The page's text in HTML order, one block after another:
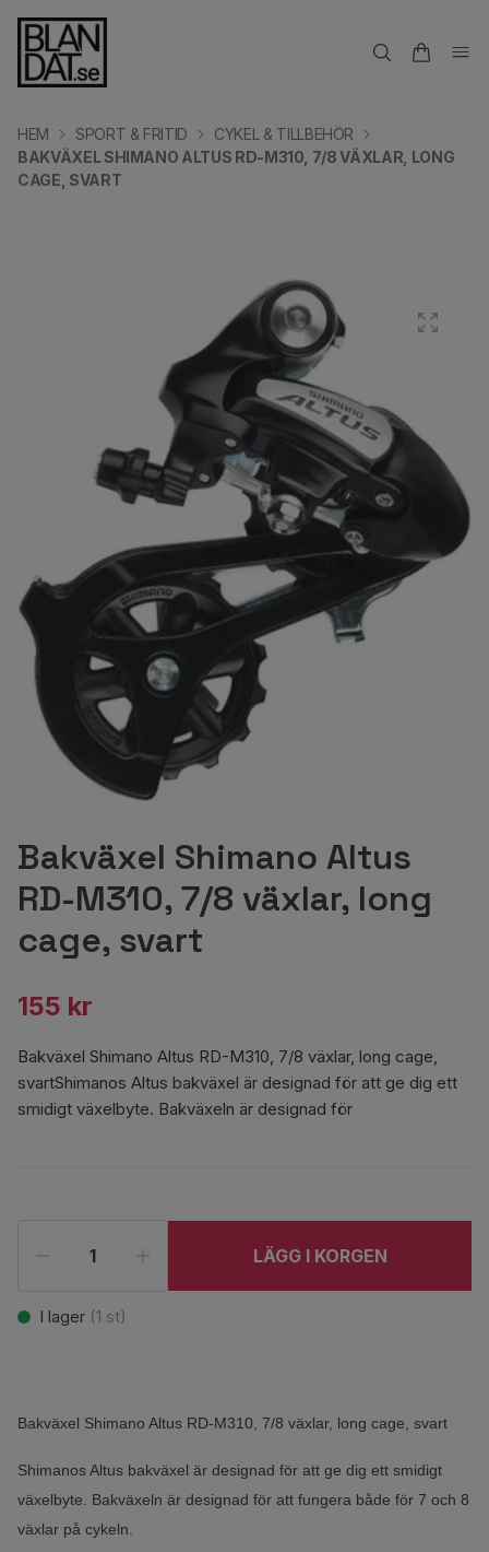
HEM SPORT & FRITID
CYKEL & TILLBEHÖR
BAKVÄXEL SHIMANO ALTUS RD-M310, 7/8 VÄXLAR, LONG
CAGE, SVART
Bakväxel Shimano Altus
RD-M310, 7/8 växlar, long
cage, svart
155 kr
Bakväxel Shimano Altus RD-M310, 7/8 växlar, long cage,
svartShimanos Altus bakväxel är designad för att ge dig ett
smidigt växelbyte. Bakväxeln är designad för
LÄGG I KORGEN
I lager (1 st)
Bakväxel Shimano Altus RD-M310, 7/8 växlar, long cage, svart
Shimanos Altus bakväxel är designad för att ge dig ett smidigt
växelbyte. Bakväxeln är designad för att fungera både för 7 och 8
växlar på cykeln.